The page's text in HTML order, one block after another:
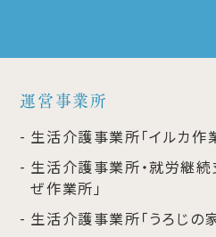
運営事業所
生活介護事業所「イルカ作
生活介護事業所・就労継
ぜ作業所」
生活介護事業所「うろじの家